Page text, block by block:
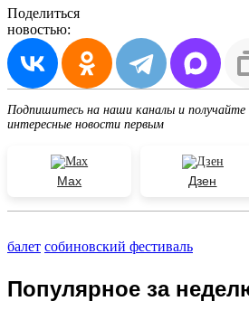
Поделиться
новостью:
Подпишитесь на наши каналы и
интересные новости первым
Max Дзен
балет собиновский фестиваль
Популярное за